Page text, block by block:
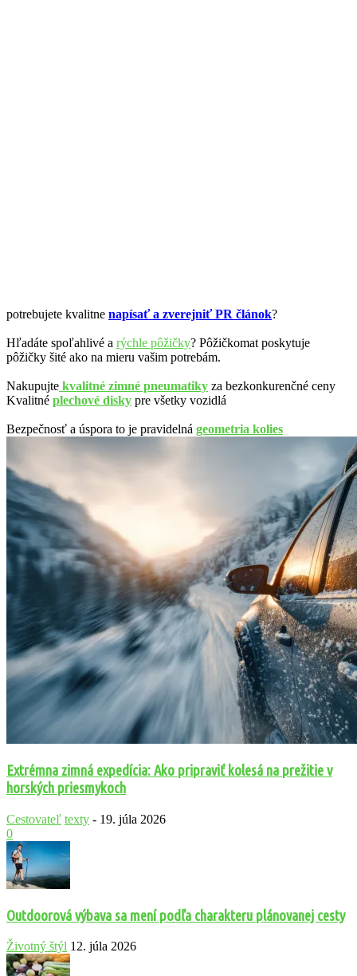
potrebujete kvalitne napísať a zverejniť PR článok?
Hľadáte spoľahlivé a rýchle pôžičky? Pôžičkomat poskytuje
pôžičky šité ako na mieru vašim potrebám.
Nakupujte kvalitné zimné pneumatiky za bezkonkurenčné ceny
Kvalitné plechové disky pre všetky vozidlá
Bezpečnosť a úspora to je pravidelná geometria kolies
Extrémna zimná expedícia: Ako pripraviť kolesá na prežitie v
horských priesmykoch
Cestovateľ texty - 19. júla 2026
0
Outdoorová výbava sa mení podľa charakteru plánovanej cesty
Životný štýl 12. júla 2026